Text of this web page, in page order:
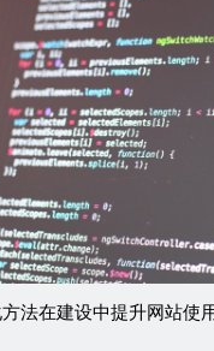
法在建设中提升网站使